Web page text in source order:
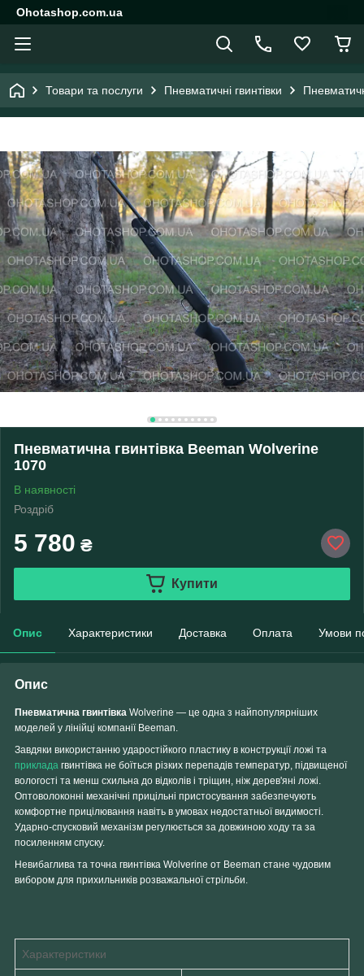
Ohotashop.com.ua
Товари та послуги Пневматичні гвинтівки
Пневматична гвинтівка Beeman Wolverine
1070
В наявності
Роздріб
5 780 ₴
Купити
Опис Характеристики Доставка Оплата Умови
Опис
Пневматична гвинтівка Wolverine — це одна з найпопулярніших
моделей у лінійці компанії Beeman
Завдяки використанню ударостійкого пластику в конструкції ложі та
приклада гвинтівка не боїться різких перепадів температур, підвищеної
вологості та менш схильна до відколів і тріщин, ніж дерев'яні ложі.
Оптоволоконні механічні прицільні пристосування забезпечують
комфортне прицілювання навіть в умовах недостатньої видимості.
Ударно-спусковий механізм регулюється за довжиною ходу та за
посиленням спуску.
Невибаглива та точна гвинтівка Wolverine от Beeman стане чудовим
вибором для прихильників розважальної стрільби.
Характеристики